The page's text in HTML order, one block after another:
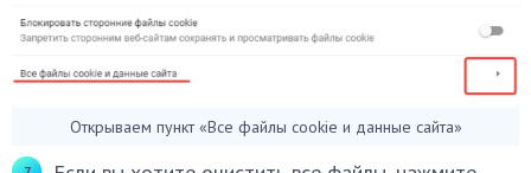
Открываем пункт «Все файлы cookie и данные сайта»